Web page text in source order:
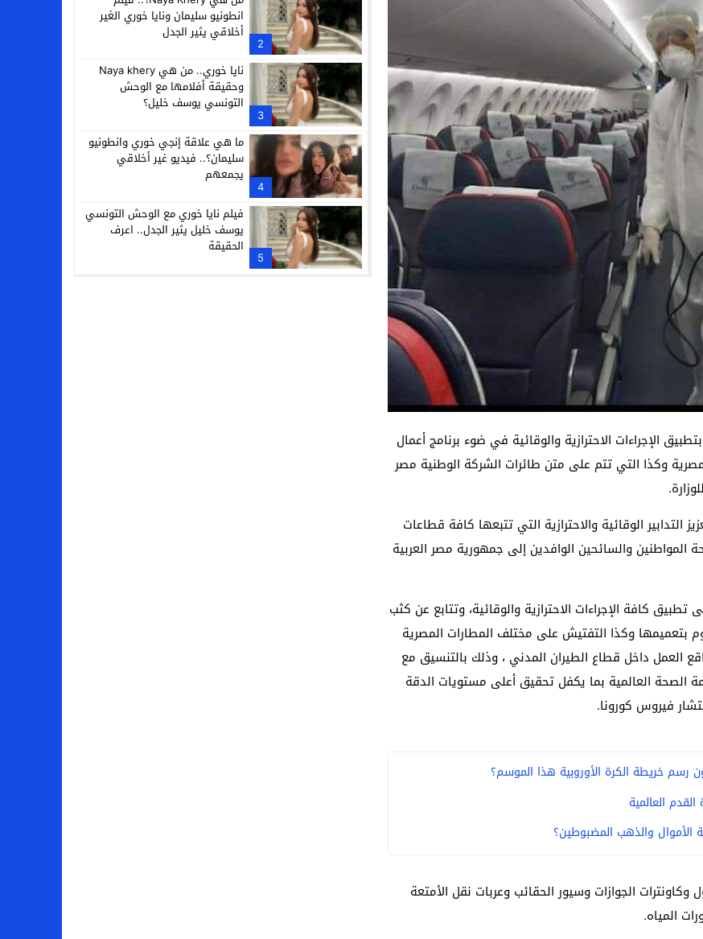
مع الزمالك
كلية “آداب كفر الشيخ”
العالمي المالية؟
الإجراءات الاحترازية والوقائية في ضوء برنامج أعمال
وكذا التي تتم على متن طائرات الشركة الوطنية مصر
الوقائية والاحترازية التي تتبعها كافة قطاعات
والسائحين الوافدين إلى جمهورية مصر العربية
كافة الإجراءات الاحترازية والوقائية، وتتابع عن كثب
بتعميمها وكذا التفتيش على مختلف المطارات المصرية
العمل داخل قطاع الطيران المدني ، وذلك بالتنسيق مع
الصحة العالمية بما يكفل تحقيق أعلى مستويات الدقة
فيروس كورونا.
العالمية
الأموال والذهب المضبوطين؟
الجوازات وسيور الحقائب وعربات نقل الأمتعة
المياه.
2
انطونيو سليمان ونايا خوري الغير
أخلاقي يثير الجدل
3
نايا خوري.. من هي Naya khery
وحقيقة أفلامها مع الوحش
التونسي يوسف خليل؟
4
ما هي علاقة إنجي خوري وانطونيو
سليمان؟.. فيديو غير أخلاقي
يجمعهم
5
فيلم نايا خوري مع الوحش التونسي
يوسف خليل يثير الجدل.. اعرف
الحقيقة